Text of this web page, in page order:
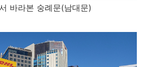
바라본 숭례문(남대문)